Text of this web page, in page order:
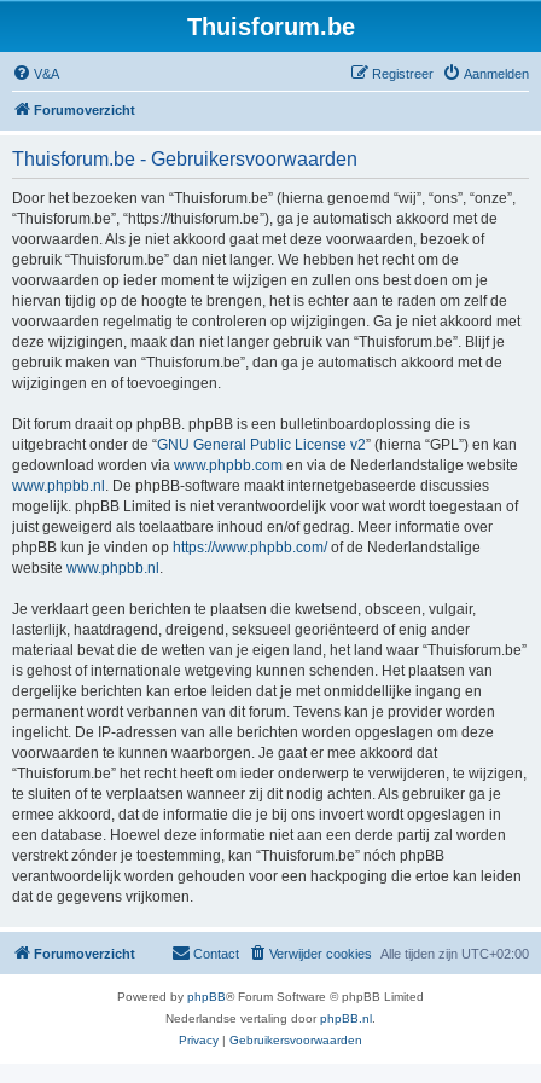
Thuisforum.be
V&A Aanmelden
Registreer
Forumoverzicht
Thuisforum.be - Gebruikersvoorwaarden
Door het bezoeken van “Thuisforum.be” (hierna genoemd “wij”, “ons”, “onze”,
“Thuisforum.be”, “https://thuisforum.be”), ga je automatisch akkoord met de
voorwaarden. Als je niet akkoord gaat met deze voorwaarden, bezoek of
gebruik “Thuisforum.be” dan niet langer. We hebben het recht om de
voorwaarden op ieder moment te wijzigen en zullen ons best doen om je
hiervan tijdig op de hoogte te brengen, het is echter aan te raden om zelf de
voorwaarden regelmatig te controleren op wijzigingen. Ga je niet akkoord met
deze wijzigingen, maak dan niet langer gebruik van “Thuisforum.be”. Blijf je
gebruik maken van “Thuisforum.be”, dan ga je automatisch akkoord met de
wijzigingen en of toevoegingen.
Dit forum draait op phpBB. phpBB is een bulletinboardoplossing die is
uitgebracht onder de “GNU General Public License v2” (hierna “GPL”) en kan
gedownload worden via www.phpbb.com en via de Nederlandstalige website
www.phpbb.nl . De phpBB-software maakt internetgebaseerde discussies
mogelijk. phpBB Limited is niet verantwoordelijk voor wat wordt toegestaan of
juist geweigerd als toelaatbare inhoud en/of gedrag. Meer informatie over
phpBB kun je vinden op https://www.phpbb.com/of de Nederlandstalige
website www.phpbb.nl .
Je verklaart geen berichten te plaatsen die kwetsend, obsceen, vulgair,
lasterlijk, haatdragend, dreigend, seksueel georiënteerd of enig ander
materiaal bevat die de wetten van je eigen land, het land waar “Thuisforum.be”
is gehost of internationale wetgeving kunnen schenden. Het plaatsen van
dergelijke berichten kan ertoe leiden dat je met onmiddellijke ingang en
permanent wordt verbannen van dit forum. Tevens kan je provider worden
ingelicht. De IP-adressen van alle berichten worden opgeslagen om deze
voorwaarden te kunnen waarborgen. Je gaat er mee akkoord dat
“Thuisforum.be” het recht heeft om ieder onderwerp te verwijderen, te wijzigen,
te sluiten of te verplaatsen wanneer zij dit nodig achten. Als gebruiker ga je
ermee akkoord, dat de informatie die je bij ons invoert wordt opgeslagen in
een database. Hoewel deze informatie niet aan een derde partij zal worden
verstrekt zónder je toestemming, kan “Thuisforum.be” nóch phpBB
verantwoordelijk worden gehouden voor een hackpoging die ertoe kan leiden
dat de gegevens vrijkomen.
Forumoverzicht Alle tijden zijn UTC+02:00
Verwijder cookies
Contact
Powered by phpBB® Forum Software © phpBB Limited
Nederlandse vertaling doorphpBB.nl
Privacy | Gebruikersvoorwaarden